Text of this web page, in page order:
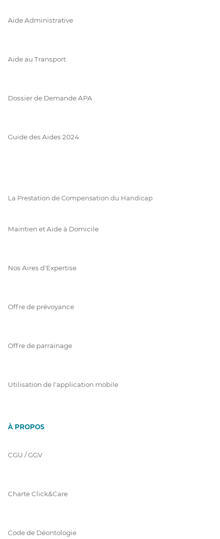
Aide Administrative
Aide au Transport
Dossier de Demande APA
Guide des Aides 2024
La Prestation de Compensation du Handicap
Maintien et Aide à Domicile
Nos Aires d'Expertise
Offre de prévoyance
Offre de parrainage
Utilisation de l'application mobile
À PROPOS
CGU / GGV
Charte Click&Care
Code de Déontologie